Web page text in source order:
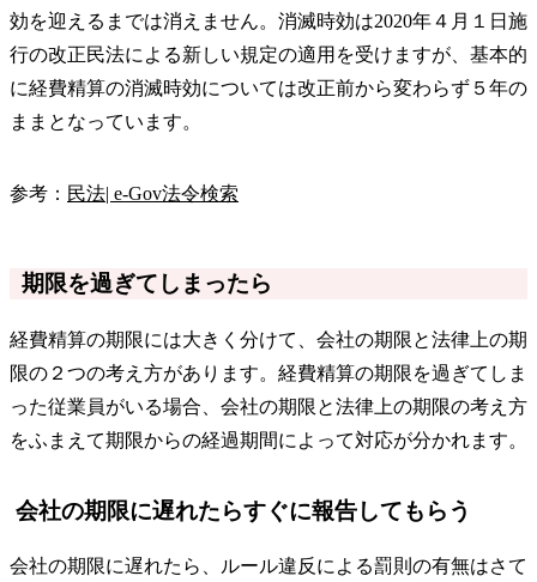
効を迎えるまでは消えません。消滅時効は2020年４月１日施
行の改正民法による新しい規定の適用を受けますが、基本的
に経費精算の消滅時効については改正前から変わらず５年の
ままとなっています。
参考： 民法| e-Gov法令検索
期限を過ぎてしまったら
経費精算の期限には大きく分けて、会社の期限と法律上の期
限の２つの考え方があります。経費精算の期限を過ぎてしま
った従業員がいる場合、会社の期限と法律上の期限の考え方
をふまえて期限からの経過期間によって対応が分かれます。
会社の期限に遅れたらすぐに報告してもらう
会社の期限に遅れたら、ルール違反による罰則の有無はさて